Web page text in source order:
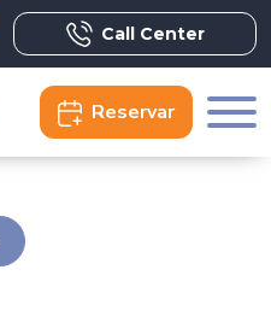
Call Center
Reservar